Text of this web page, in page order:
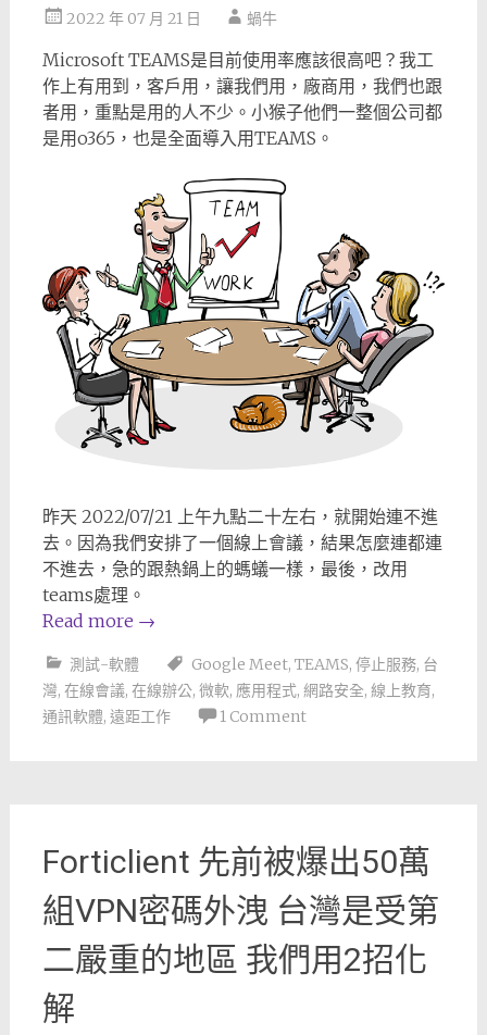
2022 年 07 月 21 日 蝸牛
Microsoft TEAMS是目前使用率應該很高吧？我工
作上有用到，客戶用，讓我們用，廠商用，我們也跟
者用，重點是用的人不少。小猴子他們一整個公司都
是用o365，也是全面導入用TEAMS。
昨天 2022/07/21 上午九點二十左右，就開始連不進
去。因為我們安排了一個線上會議，結果怎麼連都連
不進去，急的跟熱鍋上的螞蟻一樣，最後，改用
teams處理。
Read more →
測試-軟體 Google Meet, TEAMS, 停止服務, 台
灣, 在線會議, 在線辦公, 微軟, 應用程式, 網路安全, 線上教育,
通訊軟體, 遠距工作 1 Comment
Forticlient 先前被爆出50萬
組VPN密碼外洩 台灣是受第
二嚴重的地區 我們用2招化
解